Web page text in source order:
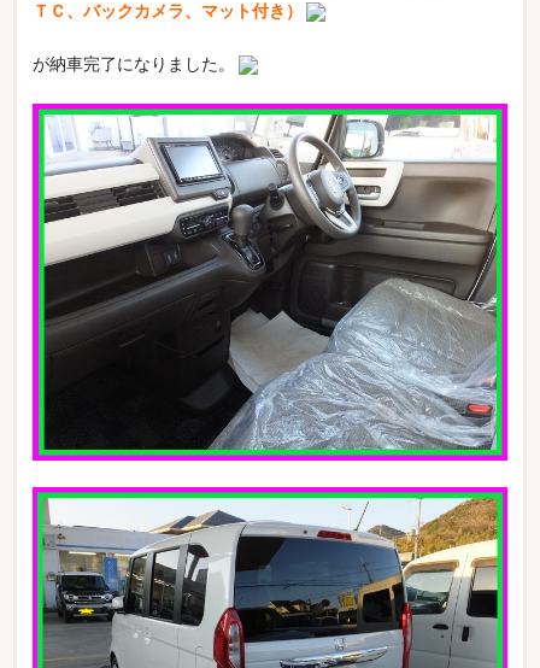
ＴＣ、バックカメラ、マット付き）
が納車完了になりました。